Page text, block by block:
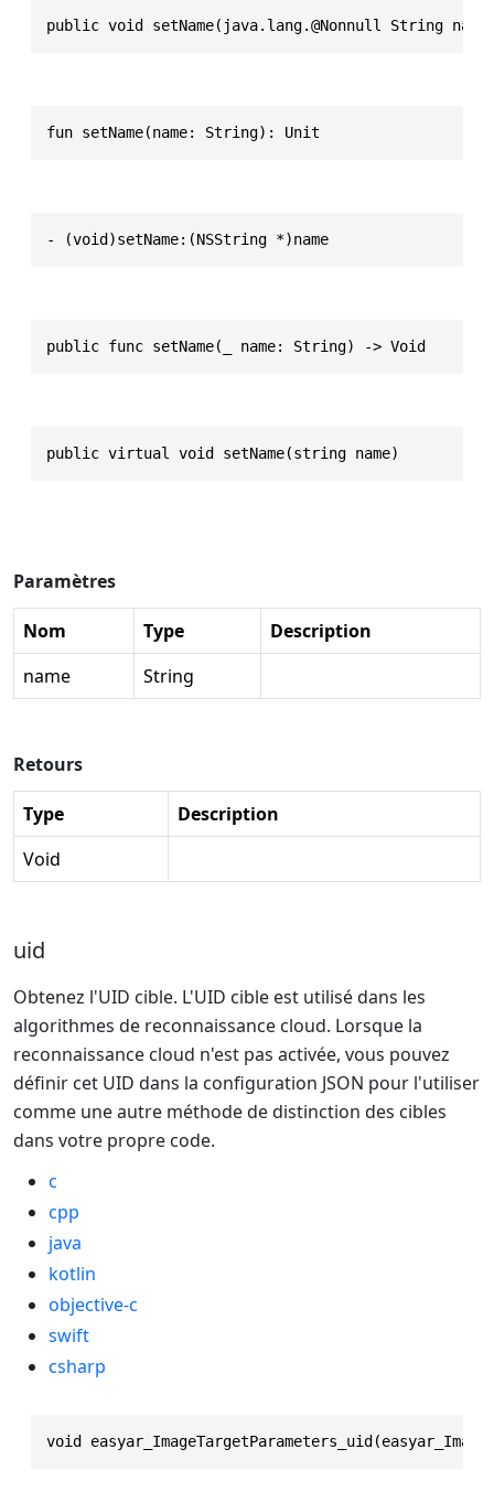
public void setName(java.lang.@Nonnull String
fun setName(name: String): Unit
- (void)setName:(NSString *)name
public func setName(_ name: String) -> Void
public virtual void setName(string name)
Paramètres
Nom Type
Description
name
String
Retours
Type
Description
Void
uid
Obtenez l'UID cible. L'UID cible est utilisé dans les
algorithmes de reconnaissance cloud. Lorsque la
reconnaissance cloud n'est pas activée, vous pouvez
définir cet UID dans la configuration JSON pour l'utiliser
comme une autre méthode de distinction des cibles
dans votre propre code.
c
cpp
java
kotlin
objective-c
swift
csharp
void